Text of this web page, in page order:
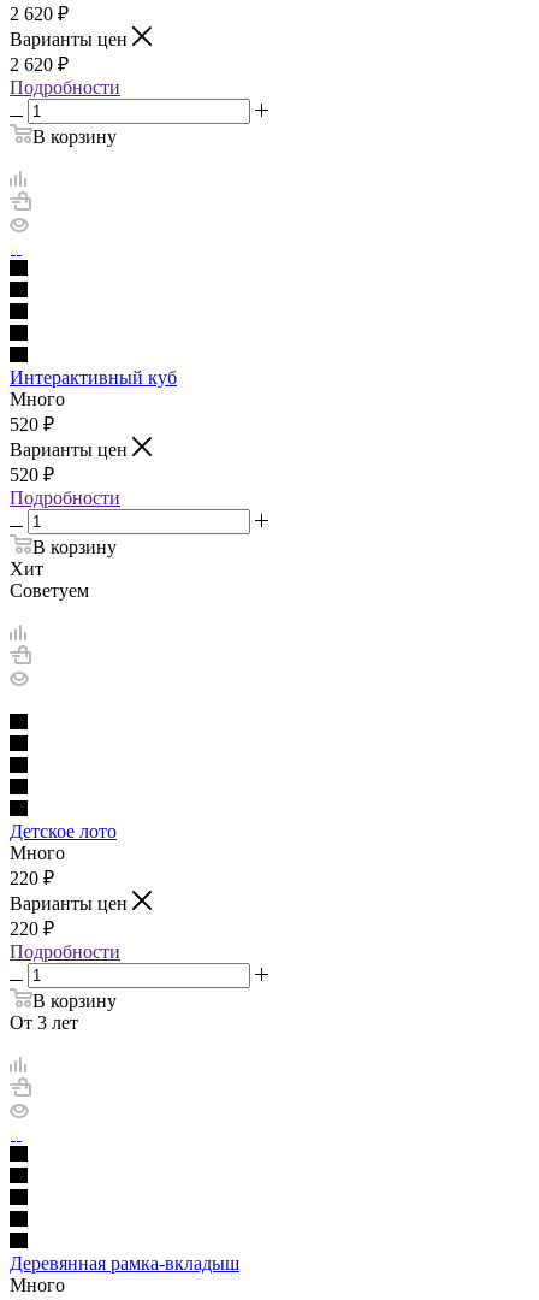
2 620 ₽
Варианты цен
2 620 ₽
Подробности
В корзину
Интерактивный куб
Много
520 ₽
Варианты цен
520 ₽
Подробности
В корзину
Хит
Советуем
Детское лото
Много
220 ₽
Варианты цен
220 ₽
Подробности
В корзину
От 3 лет
Деревянная рамка-вкладыш
Много